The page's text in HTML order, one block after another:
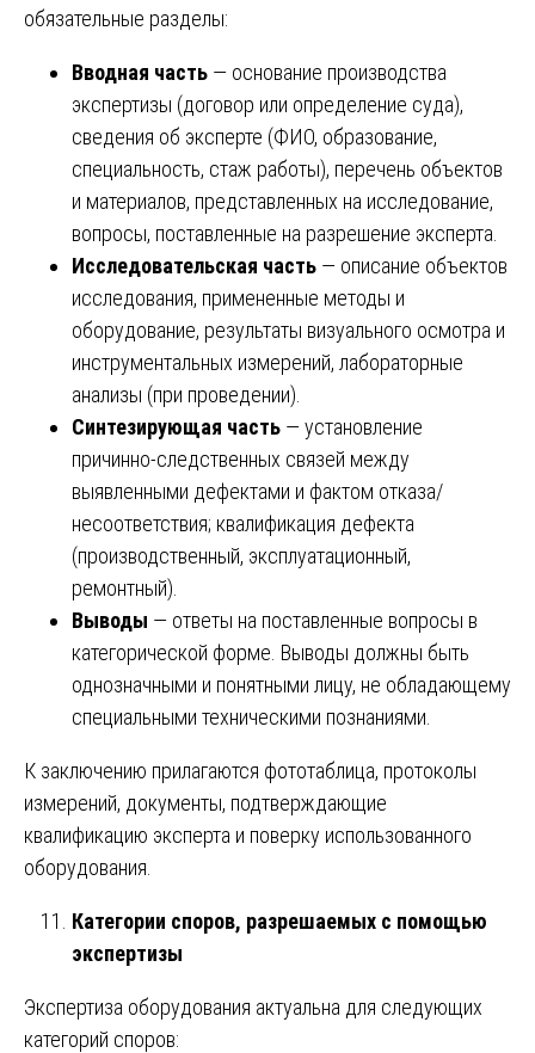
обязательные разделы:
Вводная часть — основание производства
экспертизы (договор или определение суда),
сведения об эксперте (ФИО, образование,
специальность, стаж работы), перечень объектов
и материалов, представленных на исследование,
вопросы, поставленные на разрешение эксперта.
Исследовательская часть — описание объектов
исследования, примененные методы и
оборудование, результаты визуального осмотра и
инструментальных измерений, лабораторные
анализы (при проведении).
Синтезирующая часть — установление
причинно-следственных связей между
выявленными дефектами и фактом отказа/
несоответствия; квалификация дефекта
(производственный, эксплуатационный,
ремонтный).
Выводы — ответы на поставленные вопросы в
категорической форме. Выводы должны быть
однозначными и понятными лицу, не обладающему
специальными техническими познаниями.
К заключению прилагаются фототаблица, протоколы
измерений, документы, подтверждающие
квалификацию эксперта и поверку использованного
оборудования.
Категории споров, разрешаемых с помощью
экспертизы
Экспертиза оборудования актуальна для следующих
категорий споров: